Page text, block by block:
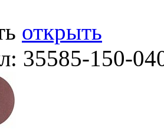
открыть
35585-150-